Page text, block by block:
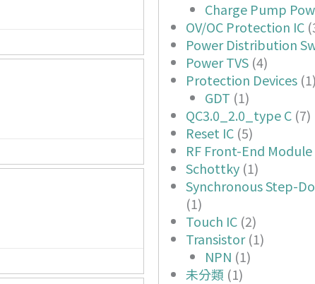
Charge Pump
OV/OC Protection IC
Power Distribution
Power TVS(4)
Protection Devices(1)
GDT (1)
QC3.0_2.0_type C(7)
Reset IC(5)
RF Front-End Module
Schottky(1)
Synchronous Step-
(1)
Touch IC(2)
Transistor(1)
NPN (1)
未分類 (1)